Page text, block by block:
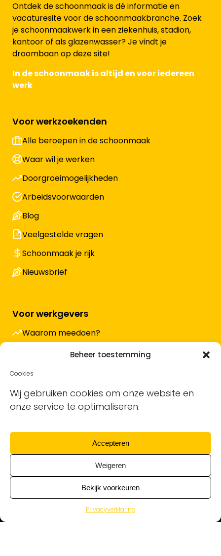
Beheer toestemming
Cookies
Wij gebruiken cookies om onze website en
onze service te optimaliseren.
Accepteren
Weigeren
Bekijk voorkeuren
Privacyverklaring
Ontdek de schoonmaak is dé informatie en
vacaturesite voor de schoonmaakbranche. Zoek
je schoonmaakwerk in een ziekenhuis, stadion,
kantoor of als glazenwasser? Je vindt je
droombaan op deze site!
In de schoonmaak is altijd en voor iedereen
werk
Voor werkzoekenden
Alle beroepen in de schoonmaak
Waar wil je werken
Doorgroeimogelijkheden
Arbeidsvoorwaarden
Blog
Veelgestelde vragen
Schoonmaak je rijk
Nieuwsbrief
Voor werkgevers
Waarom meedoen?
Hoe werkt het en wat kost het?
Vacature plaatsen
Sollicitanten ontvangen
Blog